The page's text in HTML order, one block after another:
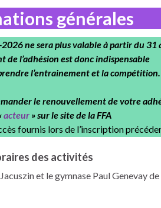
générales
2026 ne sera plus valable à partir du
de l’adhésion est donc indispensable
l’entrainement et la compétition.
le renouvellement de votre
acteur» sur le site de la FFA
fournis lors de l’inscription
des activités
et le gymnase Paul Genevay